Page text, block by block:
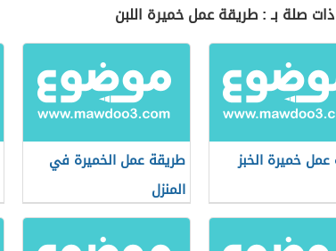
صلة بـ : طريقة عمل خميرة اللبن
خميرة الخبز
طريقة عمل الخميرة في
المنزل